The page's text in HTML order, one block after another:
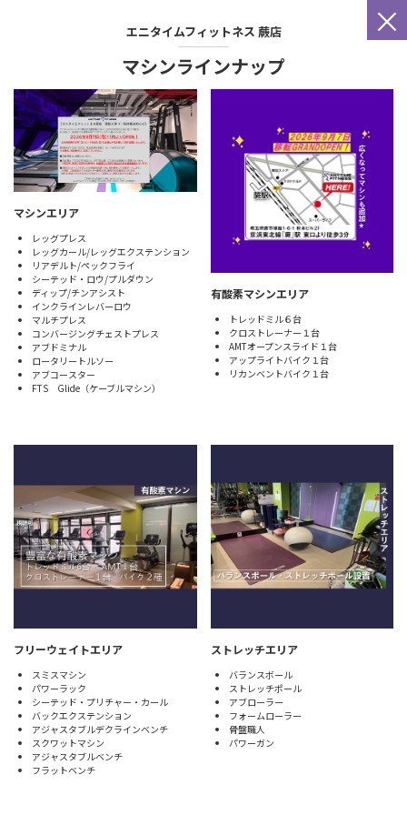
×
エニタイムフィットネス 蕨店
マシンラインナップ
マシンエリア
レッグプレス
レッグカール/レッグエクステンション
リアデルト/ペックフライ
シーテッド・ロウ/プルダウン
ディップ/チンアシスト
インクラインレバーロウ
マルチプレス
コンバージングチェストプレス
アブドミナル
ロータリートルソー
アブコースター
FTS Glide（ケーブルマシン）
有酸素マシンエリア
トレッドミル６台
クロストレーナー１台
AMTオープンスライド１台
アップライトバイク１台
リカンベントバイク１台
フリーウェイトエリア
スミスマシン
パワーラック
シーテッド・プリチャー・カール
バックエクステンション
アジャスタブルデクラインベンチ
スクワットマシン
アジャスタブルベンチ
フラットベンチ
ストレッチエリア
バランスボール
ストレッチポール
アブローラー
フォームローラー
骨盤職人
パワーガン